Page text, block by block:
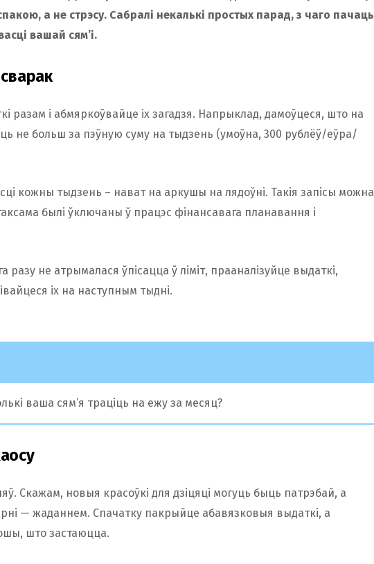
а не стрэсу. Сабралі некалькі простых парад, з чаго пачаць
вашай сям’і.
разам і абмяркоўвайце іх загадзя. Напрыклад, дамоўцеся, што на
не больш за пэўную суму на тыдзень (умоўна, 300 рублёў/еўра/
кожны тыдзень – нават на аркушы на лядоўні. Такія запісы можна
былі ўключаны ў працэс фінансавага планавання і
разу не атрымалася ўпісацца ў ліміт, прааналізуйце выдаткі,
іх на наступным тыдні.
ваша сям’я траціць на ежу за месяц?
Скажам, новыя красоўкі для дзіцяці могуць быць патрэбай, а
— жаданнем. Спачатку пакрыйце абавязковыя выдаткі, а
што застаюцца.